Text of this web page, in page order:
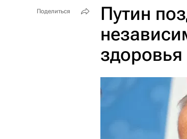
Путин
здоровья
Поделиться